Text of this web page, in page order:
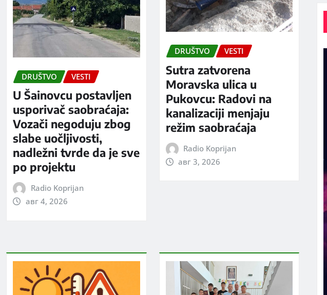
DRUŠTVO VESTI
U Šainovcu postavljen
usporivač saobraćaja:
Vozači negoduju zbog
slabe uočljivosti,
nadležni tvrde da je sve
po projektu
Radio Koprijan
авг 4, 2026
DRUŠTVO VESTI
Sutra zatvorena
Moravska ulica u
Pukovcu: Radovi na
kanalizaciji menjaju
režim saobraćaja
Radio Koprijan
авг 3, 2026